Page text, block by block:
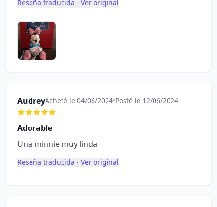
Reseña traducida - Ver original
AudreyAcheté le 04/06/2024•Posté le 12/06/2024
Adorable
Una minnie muy linda
Reseña traducida - Ver original